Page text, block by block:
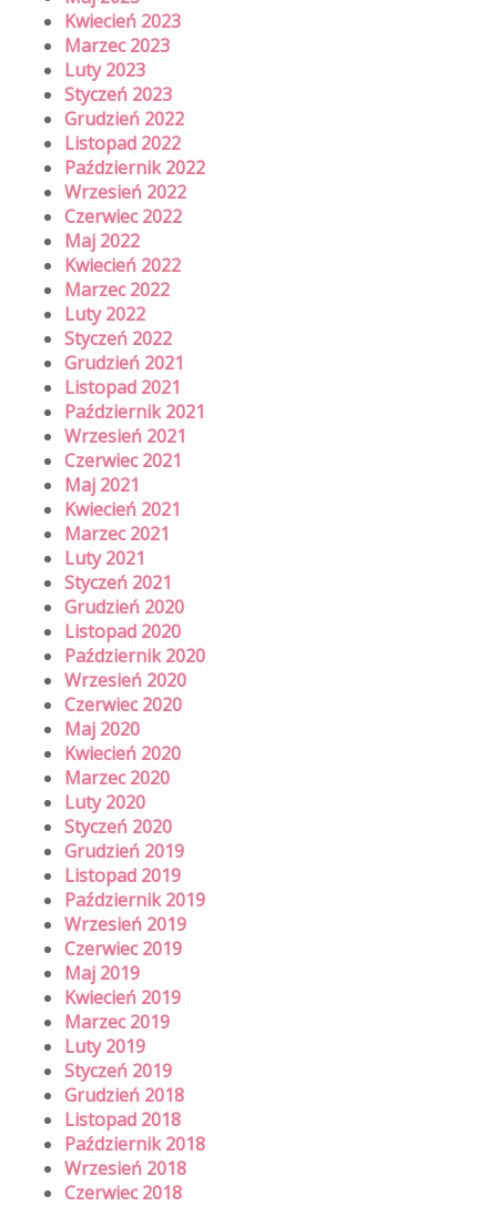
Kwiecień 2023
Marzec 2023
Luty 2023
Styczeń 2023
Grudzień 2022
Listopad 2022
Październik 2022
Wrzesień 2022
Czerwiec 2022
Maj 2022
Kwiecień 2022
Marzec 2022
Luty 2022
Styczeń 2022
Grudzień 2021
Listopad 2021
Październik 2021
Wrzesień 2021
Czerwiec 2021
Maj 2021
Kwiecień 2021
Marzec 2021
Luty 2021
Styczeń 2021
Grudzień 2020
Listopad 2020
Październik 2020
Wrzesień 2020
Czerwiec 2020
Maj 2020
Kwiecień 2020
Marzec 2020
Luty 2020
Styczeń 2020
Grudzień 2019
Listopad 2019
Październik 2019
Wrzesień 2019
Czerwiec 2019
Maj 2019
Kwiecień 2019
Marzec 2019
Luty 2019
Styczeń 2019
Grudzień 2018
Listopad 2018
Październik 2018
Wrzesień 2018
Czerwiec 2018